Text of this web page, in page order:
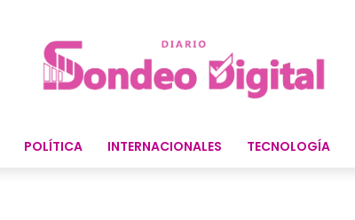
POLÍTICA INTERNACIONALES TECNOLOGÍA